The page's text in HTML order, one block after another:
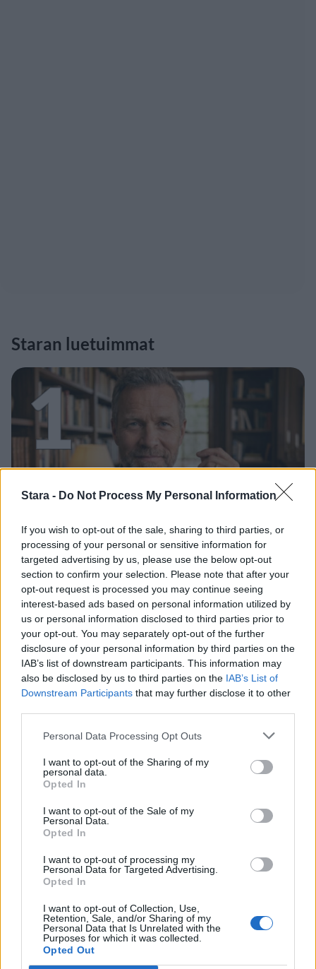
Stara - Do Not Process My Personal Information
If you wish to opt-out of the sale, sharing to third parties, or
processing of your personal or sensitive information for
targeted advertising by us, please use the below opt-out
section to confirm your selection. Please note that after your
opt-out request is processed you may continue seeing
interest-based ads based on personal information utilized by
us or personal information disclosed to third parties prior to
your opt-out. You may separately opt-out of the further
disclosure of your personal information by third parties on the
IAB’s list of downstream participants. This information may
also be disclosed by us to third parties on the IAB’s List of
Downstream Participants that may further disclose it to other
Personal Data Processing Opt Outs
I want to opt-out of the Sharing of my
personal data.
Opted In
I want to opt-out of the Sale of my
Personal Data.
Opted In
I want to opt-out of processing my
Personal Data for Targeted Advertising.
Opted In
I want to opt-out of Collection, Use,
Retention, Sale, and/or Sharing of my
Personal Data that Is Unrelated with the
Purposes for which it was collected.
Opted Out
Staran luetuimmat
1
UUTISET
Leskeneläke ei kuulu kaikille –
Kela muistuttaa tärkeästä
ikärajasta
2
MATKAILU
Finnairin lennoista osan lentää
jatkossa toinen lentoyhtiö –
3